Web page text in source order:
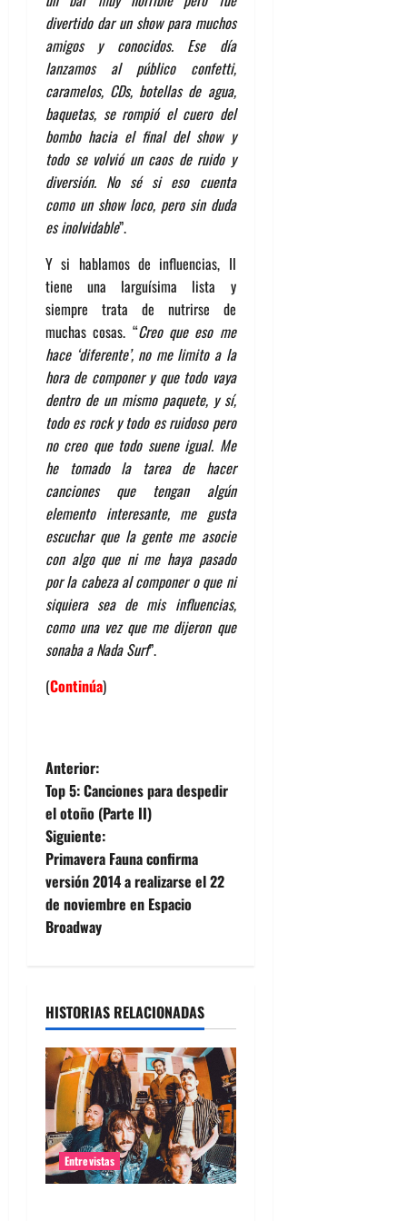
divertido dar un show para muchos
amigos y conocidos. Ese día
lanzamos al público confetti,
caramelos, CDs, botellas de agua,
baquetas, se rompió el cuero del
bombo hacia el final del show y
todo se volvió un caos de ruido y
diversión. No sé si eso cuenta
como un show loco, pero sin duda
es inolvidable”.
Y si hablamos de influencias, Il
tiene una larguísima lista y
siempre trata de nutrirse de
muchas cosas. “Creo que eso me
hace ‘diferente’, no me limito a la
hora de componer y que todo vaya
dentro de un mismo paquete, y sí,
todo es rock y todo es ruidoso pero
no creo que todo suene igual. Me
he tomado la tarea de hacer
canciones que tengan algún
elemento interesante, me gusta
escuchar que la gente me asocie
con algo que ni me haya pasado
por la cabeza al componer o que ni
siquiera sea de mis influencias,
como una vez que me dijeron que
sonaba a Nada Surf”.
(Continúa)
N
a
v
e
g
c
i
ó
n
d
e
Anterior:
Top 5: Canciones para despedir
el otoño (Parte II)
Siguiente:
Primavera Fauna confirma
versión 2014 a realizarse el 22
de noviembre en Espacio
Broadway
HISTORIAS RELACIONADAS
Entrevistas